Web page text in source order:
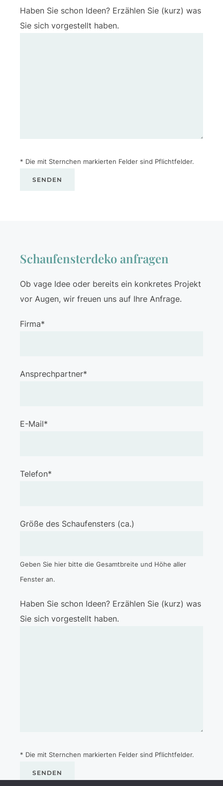
Haben Sie schon Ideen? Erzählen Sie (kurz) was
Sie sich vorgestellt haben.
* Die mit Sternchen markierten Felder sind Pflichtfelder.
Schaufensterdeko anfragen
Ob vage Idee oder bereits ein konkretes Projekt
vor Augen, wir freuen uns auf Ihre Anfrage.
Firma*
Ansprechpartner*
E-Mail*
Telefon*
Größe des Schaufensters (ca.)
Geben Sie hier bitte die Gesamtbreite und Höhe aller
Fenster an.
Haben Sie schon Ideen? Erzählen Sie (kurz) was
Sie sich vorgestellt haben.
* Die mit Sternchen markierten Felder sind Pflichtfelder.